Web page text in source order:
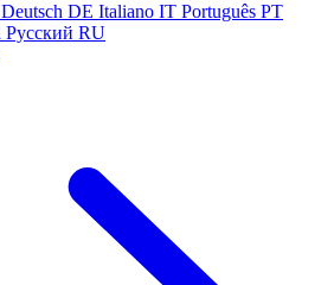
Deutsch DE Italiano IT Português PT
Русский RU